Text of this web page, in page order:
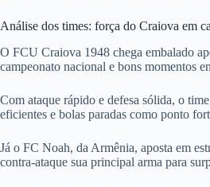
Análise dos times: força do Craiova em
O FCU Craiova 1948 chega embalado
campeonato nacional e bons momentos
Com ataque rápido e defesa sólida, o
eficientes e bolas paradas como ponto
Já o FC Noah, da Armênia, aposta em
contra-ataque sua principal arma para